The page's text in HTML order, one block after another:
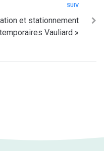
SUIV
et stationnement
temporaires Vauliard »